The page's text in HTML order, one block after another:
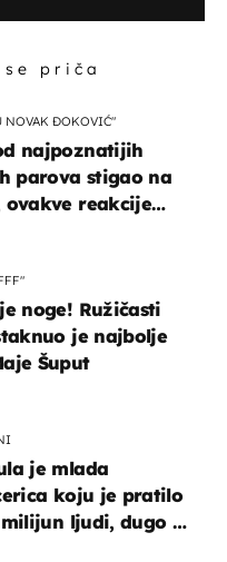
priča
NOVAK ĐOKOVIĆ"
najpoznatijih
parova stigao na
ovakve reakcije
noge! Ružičasti
je najbolje
Šuput
je mlada
koju je pratilo
ljudi, dugo se